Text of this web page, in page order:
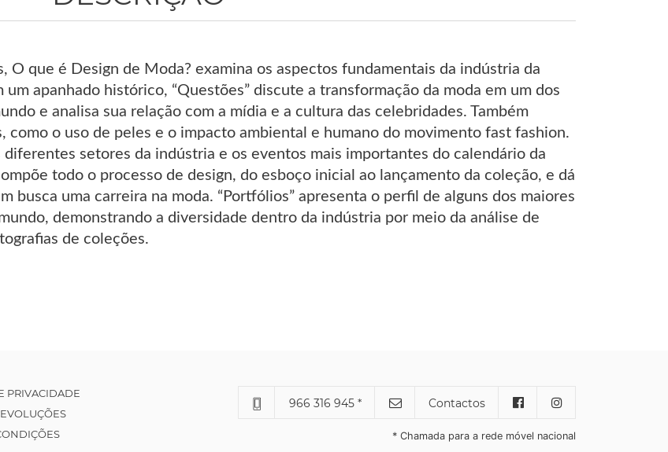
O que é Design de Moda? examina os aspectos fundamentais da indústria da
um apanhado histórico, “Questões” discute a transformação da moda em um dos
e analisa sua relação com a mídia e a cultura das celebridades. Também
como o uso de peles e o impacto ambiental e humano do movimento fast fashion.
diferentes setores da indústria e os eventos mais importantes do calendário da
todo o processo de design, do esboço inicial ao lançamento da coleção, e dá
busca uma carreira na moda. “Portfólios” apresenta o perfil de alguns dos maiores
demonstrando a diversidade dentro da indústria por meio da análise de
de coleções.
PRIVACIDADE
966 316 945 * Contactos
* Chamada para a rede móvel nacional